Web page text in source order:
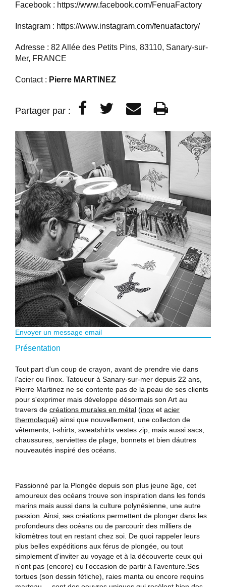
Facebook : https://www.facebook.com/FenuaFactory
Instagram : https://www.instagram.com/fenuafactory/
Adresse : 82 Allée des Petits Pins, 83110, Sanary-sur-
Mer, FRANCE
Contact : Pierre MARTINEZ
Partager par :
Envoyer un message email
Présentation
Tout part d'un coup de crayon, avant de prendre vie dans
l'acier ou l'inox. Tatoueur à Sanary-sur-mer depuis 22 ans,
Pierre Martinez ne se contente pas de la peau de ses clients
pour s'exprimer mais développe désormais son Art au
travers de créations murales en métal (inox et acier
thermolaqué) ainsi que nouvellement, une collecton de
vêtements, t-shirts, sweatshirts vestes zip, mais aussi sacs,
chaussures, serviettes de plage, bonnets et bien dáutres
nouveautés inspiré des océans.
Passionné par la Plongée depuis son plus jeune âge, cet
amoureux des océans trouve son inspiration dans les fonds
marins mais aussi dans la culture polynésienne, une autre
passion. Ainsi, ses créations permettent de plonger dans les
profondeurs des océans ou de parcourir des milliers de
kilomètres tout en restant chez soi. De quoi rappeler leurs
plus belles expéditions aux férus de plongée, ou tout
simplement d'inviter au voyage et à la découverte ceux qui
n'ont pas (encore) eu l'occasion de partir à l'aventure.Ses
tortues (son dessin fétiche), raies manta ou encore requins